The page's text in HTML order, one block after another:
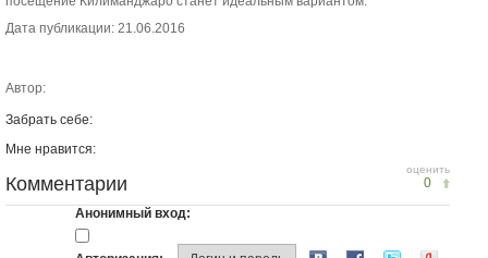
Дата публикации: 21.06.2016
Автор:
Забрать себе:
Мне нравится:
оценить
0
Комментарии
Анонимный вход: